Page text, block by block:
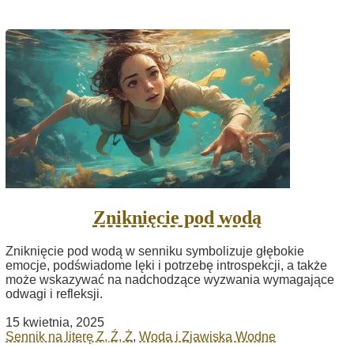
Zniknięcie pod wodą
Zniknięcie pod wodą w senniku symbolizuje głębokie
emocje, podświadome lęki i potrzebę introspekcji, a także
może wskazywać na nadchodzące wyzwania wymagające
odwagi i refleksji.
15 kwietnia, 2025
Sennik na literę Z, Ź, Ż, Woda i Zjawiska Wodne